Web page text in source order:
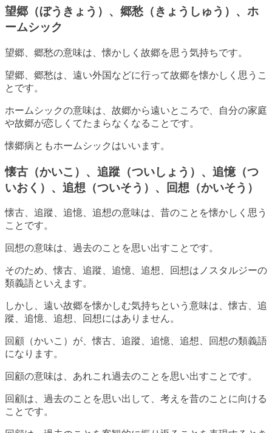
望郷（ぼうきょう）、郷愁（きょうしゅう）、ホ
ームシック
望郷、郷愁の意味は、懐かしく故郷を思う気持ちです。
望郷、郷愁は、遠い外国などに行って故郷を懐かしく思うこ
とです。
ホームシックの意味は、故郷から遠いところで、自分の家庭
や故郷が恋しくてたまらなくなることです。
懐郷病ともホームシックはいいます。
懐古（かいこ）、追蹤（ついしょう）、追憶（つ
いおく）、追想（ついそう）、回想（かいそう）
懐古、追蹤、追憶、追想の意味は、昔のことを懐かしく思う
ことです。
回想の意味は、過去のことを思い出すことです。
そのため、懐古、追蹤、追憶、追想、回想はノスタルジーの
類義語といえます。
しかし、遠い故郷を懐かしむ気持ちという意味は、懐古、追
蹤、追憶、追想、回想にはありません。
回顧（かいこ）が、懐古、追蹤、追憶、追想、回想の類義語
になります。
回顧の意味は、あれこれ過去のことを思い出すことです。
回顧は、過去のことを思い出して、考えを昔のことに向ける
ことです。